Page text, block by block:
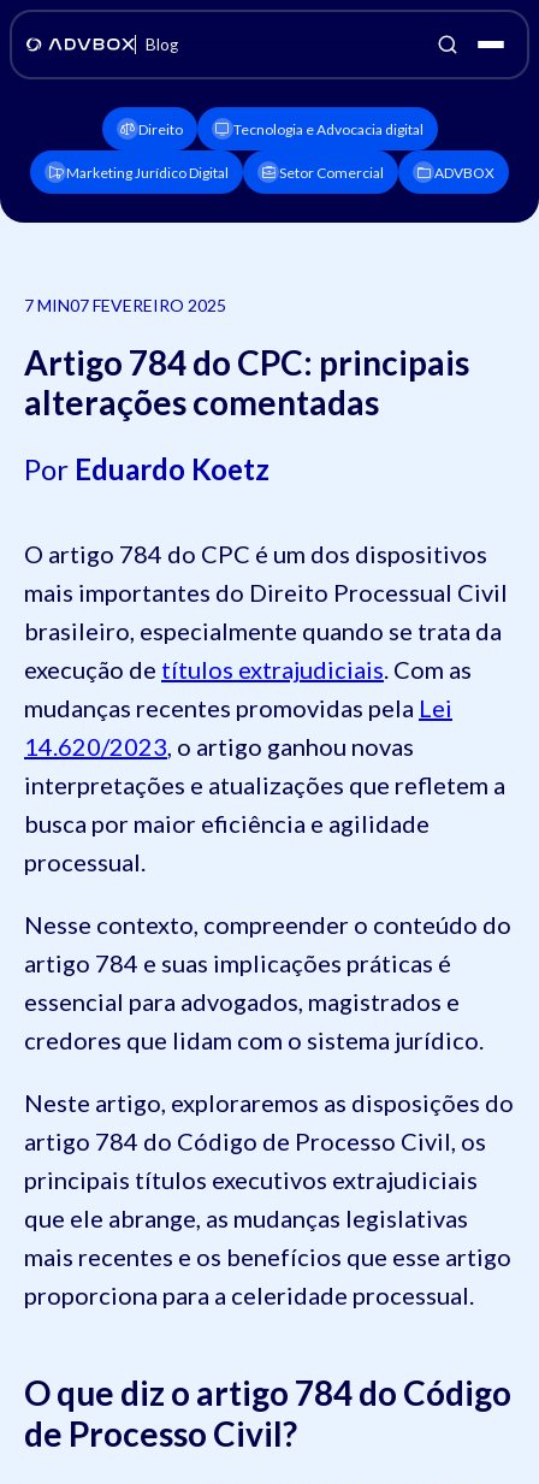
Blog
Direito Tecnologia e Advocacia digital
Marketing Jurídico Digital Setor Comercial ADVBOX
7 MIN07 FEVEREIRO 2025
Artigo 784 do CPC: principais
alterações comentadas
Por Eduardo Koetz
O artigo 784 do CPC é um dos dispositivos
mais importantes do Direito Processual Civil
brasileiro, especialmente quando se trata da
execução de títulos extrajudiciais. Com as
mudanças recentes promovidas pela Lei
14.620/2023, o artigo ganhou novas
interpretações e atualizações que refletem a
busca por maior eficiência e agilidade
processual.
Nesse contexto, compreender o conteúdo do
artigo 784 e suas implicações práticas é
essencial para advogados, magistrados e
credores que lidam com o sistema jurídico.
Neste artigo, exploraremos as disposições do
artigo 784 do Código de Processo Civil, os
principais títulos executivos extrajudiciais
que ele abrange, as mudanças legislativas
mais recentes e os benefícios que esse artigo
proporciona para a celeridade processual.
O que diz o artigo 784 do Código
de Processo Civil?